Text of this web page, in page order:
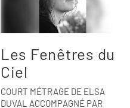
Les Fenêtres du
Ciel
COURT MÉTRAGE DE ELSA
DUVAL ACCOMPAGNÉ PAR